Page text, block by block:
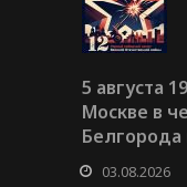
5 августа
Москве в
03.08.2026